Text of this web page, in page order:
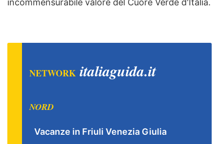
NETWORK italiaguida.it
NORD
Vacanze in Friuli Venezia Giulia